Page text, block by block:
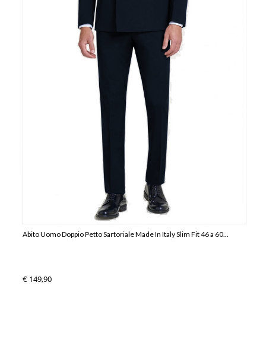
Abito Uomo Doppio Petto Sartoriale Made In Italy Slim Fit 46 a 60...
€ 149,90